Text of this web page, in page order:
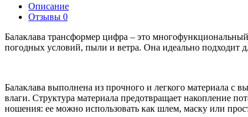
Описание
Отзывы 0
Балаклава трансформер цифра – это
погодных условий, пыли и ветра. Она идеально подходит
Балаклава выполнена из прочного и легкого материала
влаги. Структура материала предотвращает накопление
ношения: ее можно использовать как шлем, маску или